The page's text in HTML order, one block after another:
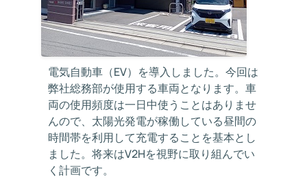
電気自動車（EV）を導入しました。今回は
弊社総務部が使用する車両となります。車
両の使用頻度は一日中使うことはありませ
んので、太陽光発電が稼働している昼間の
時間帯を利用して充電することを基本とし
ました。将来はV2Hを視野に取り組んでい
く計画です。